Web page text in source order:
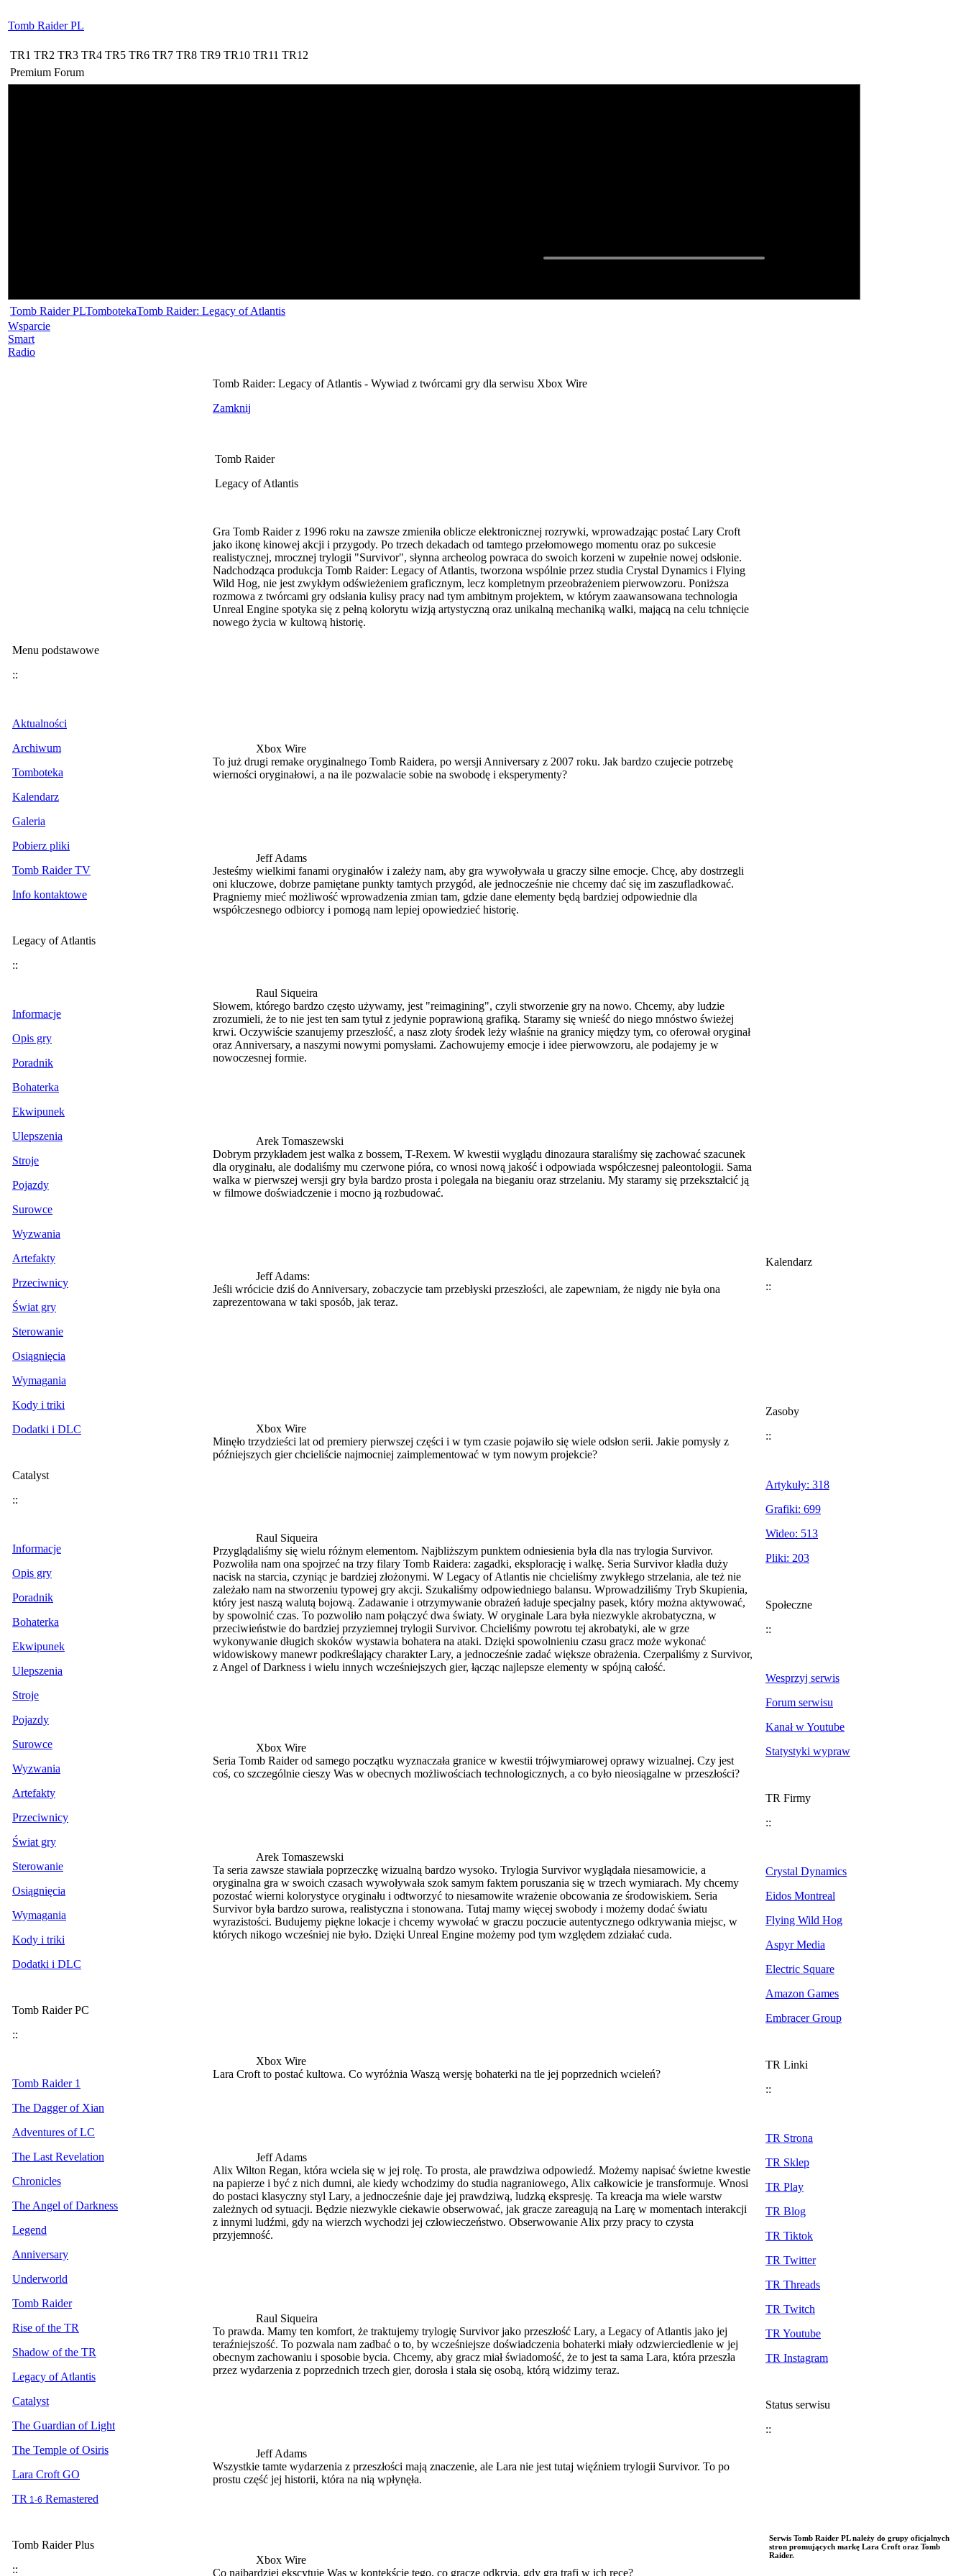
Tomb Raider PL
TR1 TR2 TR3 TR4 TR5 TR6 TR7 TR8 TR9 TR10 TR11 TR12
Premium Forum
Tomb Raider PLTombotekaTomb Raider: Legacy of Atlantis
Wsparcie
Smart
Radio
Menu podstawowe
::
Aktualności
Archiwum
Tomboteka
Kalendarz
Galeria
Pobierz pliki
Tomb Raider TV
Info kontaktowe
Legacy of Atlantis
::
Informacje
Opis gry
Poradnik
Bohaterka
Ekwipunek
Ulepszenia
Stroje
Pojazdy
Surowce
Wyzwania
Artefakty
Przeciwnicy
Świat gry
Sterowanie
Osiągnięcia
Wymagania
Kody i triki
Dodatki i DLC
Catalyst
::
Informacje
Opis gry
Poradnik
Bohaterka
Ekwipunek
Ulepszenia
Stroje
Pojazdy
Surowce
Wyzwania
Artefakty
Przeciwnicy
Świat gry
Sterowanie
Osiągnięcia
Wymagania
Kody i triki
Dodatki i DLC
Tomb Raider PC
::
Tomb Raider 1
The Dagger of Xian
Adventures of LC
The Last Revelation
Chronicles
The Angel of Darkness
Legend
Anniversary
Underworld
Tomb Raider
Rise of the TR
Shadow of the TR
Legacy of Atlantis
Catalyst
The Guardian of Light
The Temple of Osiris
Lara Croft GO
TR 1-6 Remastered
Tomb Raider Plus
::
Tomb Raider: Legacy of Atlantis - Wywiad z twórcami gry dla serwisu Xbox Wire
Zamknij
Tomb Raider
Legacy of Atlantis
Gra Tomb Raider z 1996 roku na zawsze zmieniła oblicze elektronicznej rozrywki, wprowadzając postać Lary Croft
jako ikonę kinowej akcji i przygody. Po trzech dekadach od tamtego przełomowego momentu oraz po sukcesie
realistycznej, mrocznej trylogii "Survivor", słynna archeolog powraca do swoich korzeni w zupełnie nowej odsłonie.
Nadchodząca produkcja Tomb Raider: Legacy of Atlantis, tworzona wspólnie przez studia Crystal Dynamics i Flying
Wild Hog, nie jest zwykłym odświeżeniem graficznym, lecz kompletnym przeobrażeniem pierwowzoru. Poniższa
rozmowa z twórcami gry odsłania kulisy pracy nad tym ambitnym projektem, w którym zaawansowana technologia
Unreal Engine spotyka się z pełną kolorytu wizją artystyczną oraz unikalną mechaniką walki, mającą na celu tchnięcie
nowego życia w kultową historię.
Xbox Wire
To już drugi remake oryginalnego Tomb Raidera, po wersji Anniversary z 2007 roku. Jak bardzo czujecie potrzebę
wierności oryginałowi, a na ile pozwalacie sobie na swobodę i eksperymenty?
Jeff Adams
Jesteśmy wielkimi fanami oryginałów i zależy nam, aby gra wywoływała u graczy silne emocje. Chcę, aby dostrzegli
oni kluczowe, dobrze pamiętane punkty tamtych przygód, ale jednocześnie nie chcemy dać się im zaszufladkować.
Pragniemy mieć możliwość wprowadzenia zmian tam, gdzie dane elementy będą bardziej odpowiednie dla
współczesnego odbiorcy i pomogą nam lepiej opowiedzieć historię.
Raul Siqueira
Słowem, którego bardzo często używamy, jest "reimagining", czyli stworzenie gry na nowo. Chcemy, aby ludzie
zrozumieli, że to nie jest ten sam tytuł z jedynie poprawioną grafiką. Staramy się wnieść do niego mnóstwo świeżej
krwi. Oczywiście szanujemy przeszłość, a nasz złoty środek leży właśnie na granicy między tym, co oferował oryginał
oraz Anniversary, a naszymi nowymi pomysłami. Zachowujemy emocje i idee pierwowzoru, ale podajemy je w
nowoczesnej formie.
Arek Tomaszewski
Dobrym przykładem jest walka z bossem, T-Rexem. W kwestii wyglądu dinozaura staraliśmy się zachować szacunek
dla oryginału, ale dodaliśmy mu czerwone pióra, co wnosi nową jakość i odpowiada współczesnej paleontologii. Sama
walka w pierwszej wersji gry była bardzo prosta i polegała na bieganiu oraz strzelaniu. My staramy się przekształcić ją
w filmowe doświadczenie i mocno ją rozbudować.
Jeff Adams:
Jeśli wrócicie dziś do Anniversary, zobaczycie tam przebłyski przeszłości, ale zapewniam, że nigdy nie była ona
zaprezentowana w taki sposób, jak teraz.
Xbox Wire
Minęło trzydzieści lat od premiery pierwszej części i w tym czasie pojawiło się wiele odsłon serii. Jakie pomysły z
późniejszych gier chcieliście najmocniej zaimplementować w tym nowym projekcie?
Raul Siqueira
Przyglądaliśmy się wielu różnym elementom. Najbliższym punktem odniesienia była dla nas trylogia Survivor.
Pozwoliła nam ona spojrzeć na trzy filary Tomb Raidera: zagadki, eksplorację i walkę. Seria Survivor kładła duży
nacisk na starcia, czyniąc je bardziej złożonymi. W Legacy of Atlantis nie chcieliśmy zwykłego strzelania, ale też nie
zależało nam na stworzeniu typowej gry akcji. Szukaliśmy odpowiedniego balansu. Wprowadziliśmy Tryb Skupienia,
który jest naszą walutą bojową. Zadawanie i otrzymywanie obrażeń ładuje specjalny pasek, który można aktywować,
by spowolnić czas. To pozwoliło nam połączyć dwa światy. W oryginale Lara była niezwykle akrobatyczna, w
przeciwieństwie do bardziej przyziemnej trylogii Survivor. Chcieliśmy powrotu tej akrobatyki, ale w grze
wykonywanie długich skoków wystawia bohatera na ataki. Dzięki spowolnieniu czasu gracz może wykonać
widowiskowy manewr podkreślający charakter Lary, a jednocześnie zadać większe obrażenia. Czerpaliśmy z Survivor,
z Angel of Darkness i wielu innych wcześniejszych gier, łącząc najlepsze elementy w spójną całość.
Xbox Wire
Seria Tomb Raider od samego początku wyznaczała granice w kwestii trójwymiarowej oprawy wizualnej. Czy jest
coś, co szczególnie cieszy Was w obecnych możliwościach technologicznych, a co było nieosiągalne w przeszłości?
Arek Tomaszewski
Ta seria zawsze stawiała poprzeczkę wizualną bardzo wysoko. Trylogia Survivor wyglądała niesamowicie, a
oryginalna gra w swoich czasach wywoływała szok samym faktem poruszania się w trzech wymiarach. My chcemy
pozostać wierni kolorystyce oryginału i odtworzyć to niesamowite wrażenie obcowania ze środowiskiem. Seria
Survivor była bardzo surowa, realistyczna i stonowana. Tutaj mamy więcej swobody i możemy dodać światu
wyrazistości. Budujemy piękne lokacje i chcemy wywołać w graczu poczucie autentycznego odkrywania miejsc, w
których nikogo wcześniej nie było. Dzięki Unreal Engine możemy pod tym względem zdziałać cuda.
Xbox Wire
Lara Croft to postać kultowa. Co wyróżnia Waszą wersję bohaterki na tle jej poprzednich wcieleń?
Jeff Adams
Alix Wilton Regan, która wciela się w jej rolę. To prosta, ale prawdziwa odpowiedź. Możemy napisać świetne kwestie
na papierze i być z nich dumni, ale kiedy wchodzimy do studia nagraniowego, Alix całkowicie je transformuje. Wnosi
do postaci klasyczny styl Lary, a jednocześnie daje jej prawdziwą, ludzką ekspresję. Ta kreacja ma wiele warstw
zależnych od sytuacji. Będzie niezwykle ciekawie obserwować, jak gracze zareagują na Larę w momentach interakcji
z innymi ludźmi, gdy na wierzch wychodzi jej człowieczeństwo. Obserwowanie Alix przy pracy to czysta
przyjemność.
Raul Siqueira
To prawda. Mamy ten komfort, że traktujemy trylogię Survivor jako przeszłość Lary, a Legacy of Atlantis jako jej
teraźniejszość. To pozwala nam zadbać o to, by wcześniejsze doświadczenia bohaterki miały odzwierciedlenie w jej
obecnym zachowaniu i sposobie bycia. Chcemy, aby gracz miał świadomość, że to jest ta sama Lara, która przeszła
przez wydarzenia z poprzednich trzech gier, dorosła i stała się osobą, którą widzimy teraz.
Jeff Adams
Wszystkie tamte wydarzenia z przeszłości mają znaczenie, ale Lara nie jest tutaj więźniem trylogii Survivor. To po
prostu część jej historii, która na nią wpłynęła.
Xbox Wire
Co najbardziej ekscytuje Was w kontekście tego, co gracze odkryją, gdy gra trafi w ich ręce?
Kalendarz
::
Zasoby
::
Artykuły: 318
Grafiki: 699
Wideo: 513
Pliki: 203
Społeczne
::
Wesprzyj serwis
Forum serwisu
Kanał w Youtube
Statystyki wypraw
TR Firmy
::
Crystal Dynamics
Eidos Montreal
Flying Wild Hog
Aspyr Media
Electric Square
Amazon Games
Embracer Group
TR Linki
::
TR Strona
TR Sklep
TR Play
TR Blog
TR Tiktok
TR Twitter
TR Threads
TR Twitch
TR Youtube
TR Instagram
Status serwisu
::
Serwis Tomb Raider PL należy do grupy oficjalnych
stron promujących markę Lara Croft oraz Tomb
Raider.